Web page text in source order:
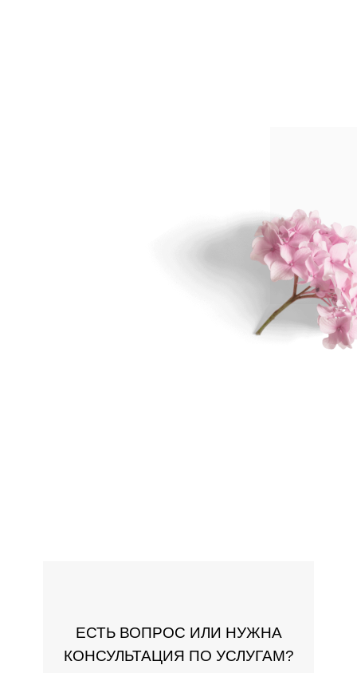
ЕСТЬ ВОПРОС ИЛИ НУЖНА
КОНСУЛЬТАЦИЯ ПО УСЛУГАМ?